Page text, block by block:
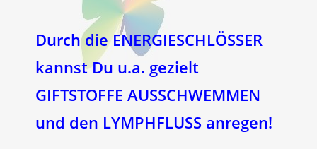
Durch die ENERGIESCHLÖSSER
kannst Du u.a. gezielt
GIFTSTOFFE AUSSCHWEMMEN
und den LYMPHFLUSS anregen!